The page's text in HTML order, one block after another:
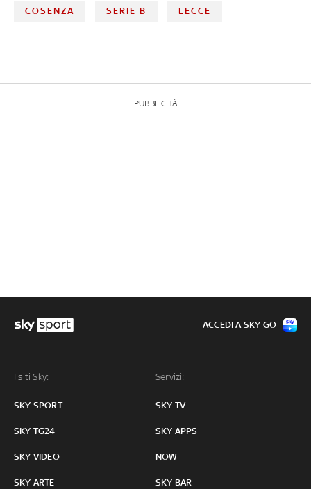
COSENZA SERIE B LECCE
PUBBLICITÀ
I siti Sky:
SKY SPORT
SKY TG24
SKY VIDEO
SKY ARTE
Servizi:
SKY TV
SKY APPS
NOW
SKY BAR
ACCEDI A SKY GO